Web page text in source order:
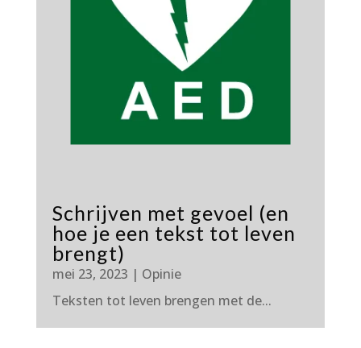
Schrijven met gevoel (en
hoe je een tekst tot leven
brengt)
mei 23, 2023 | Opinie
Teksten tot leven brengen met de...